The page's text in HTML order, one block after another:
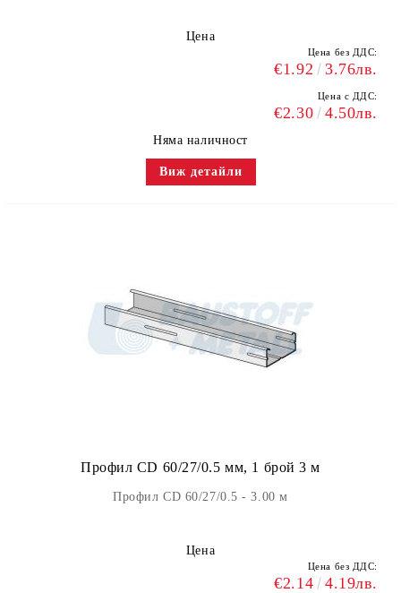
Цена
Цена без ДДС:
€1.92 3.76лв.
Цена с ДДС:
€2.30 4.50лв.
Няма наличност
Виж детайли
Профил CD 60/27/0.5 мм, 1 брой 3 м
Профил CD 60/27/0.5 - 3.00 м
Цена
Цена без ДДС:
€2.14 4.19лв.